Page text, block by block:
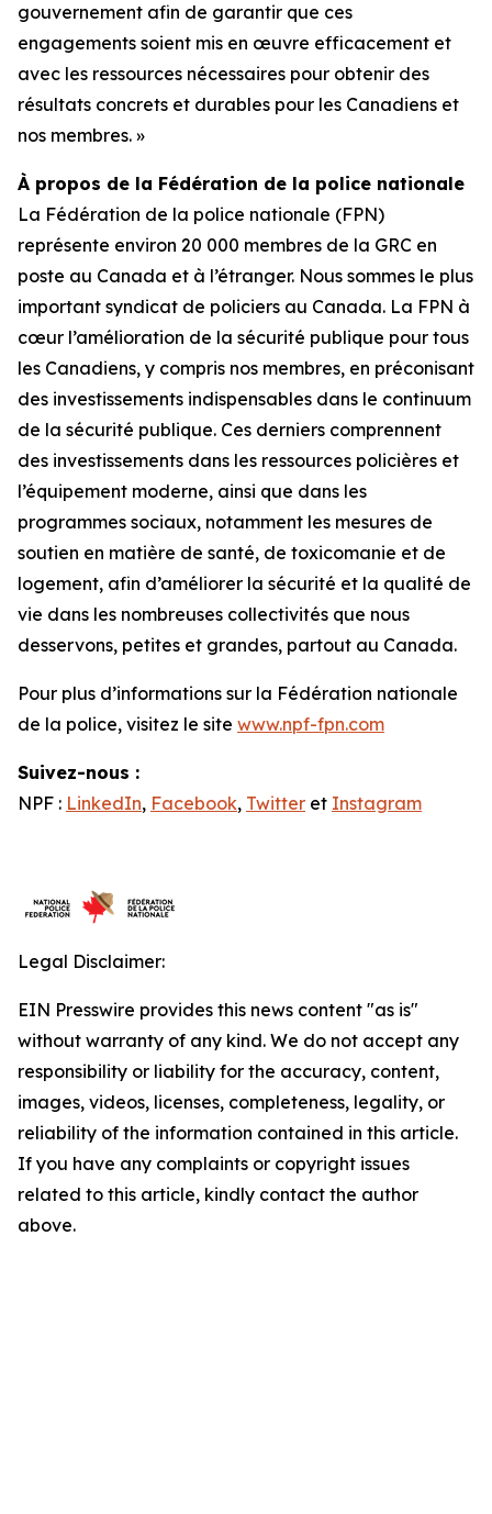
gouvernement afin de garantir que ces
engagements soient mis en œuvre efficacement et
avec les ressources nécessaires pour obtenir des
résultats concrets et durables pour les Canadiens et
nos membres. »
À propos de la Fédération de la police nationale
La Fédération de la police nationale (FPN)
représente environ 20 000 membres de la GRC en
poste au Canada et à l’étranger. Nous sommes le plus
important syndicat de policiers au Canada. La FPN à
cœur l’amélioration de la sécurité publique pour tous
les Canadiens, y compris nos membres, en préconisant
des investissements indispensables dans le continuum
de la sécurité publique. Ces derniers comprennent
des investissements dans les ressources policières et
l’équipement moderne, ainsi que dans les
programmes sociaux, notamment les mesures de
soutien en matière de santé, de toxicomanie et de
logement, afin d’améliorer la sécurité et la qualité de
vie dans les nombreuses collectivités que nous
desservons, petites et grandes, partout au Canada.
Pour plus d’informations sur la Fédération nationale
de la police, visitez le site www.npf-fpn.com
Suivez-nous :
NPF : LinkedIn, Facebook, Twitter et Instagram
Legal Disclaimer:
EIN Presswire provides this news content "as is"
without warranty of any kind. We do not accept any
responsibility or liability for the accuracy, content,
images, videos, licenses, completeness, legality, or
reliability of the information contained in this article.
If you have any complaints or copyright issues
related to this article, kindly contact the author
above.